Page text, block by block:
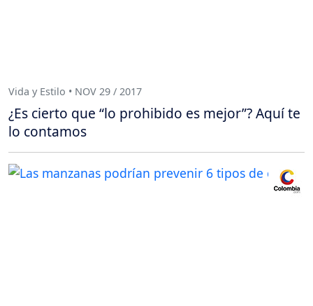
Vida y Estilo • NOV 29 / 2017
¿Es cierto que “lo prohibido es mejor”? Aquí te
lo contamos